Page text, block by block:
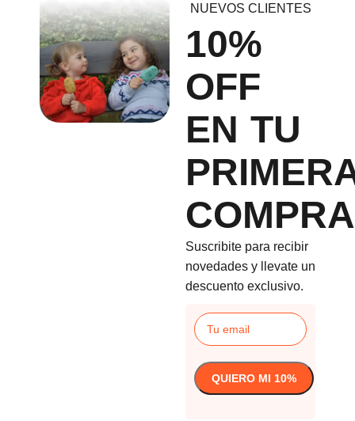
NUEVOS CLIENTES
10%
OFF
EN TU
COMPRA
Suscribite para recibir
novedades y llevate un
descuento exclusivo.